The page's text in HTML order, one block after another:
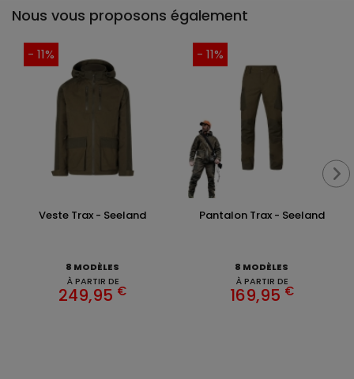
Nous vous proposons également
- 11%
Veste Trax - Seeland
8 MODÈLES
À PARTIR DE
249,95 €
- 11%
Pantalon Trax - Seeland
8 MODÈLES
À PARTIR DE
169,95 €